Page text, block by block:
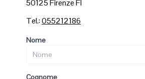
50125 Firenze FI
Tel.:055212186
Nome
Cognome